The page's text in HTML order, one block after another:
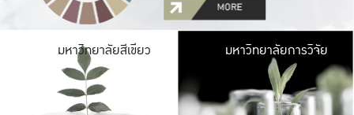
มหาวิทยาลัยสีเขียว มหาวิ
มีพื้นที่เขียวสดใส
เป็นป่าในเมือง เกษต
มหาวิทยาลัยการวิจัย